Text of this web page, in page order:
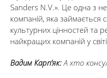
Sanders N.V.». Це одна з
компаній, яка
культурних цінностей та
найкращих компаній у
Вадим Карп’як: А хто